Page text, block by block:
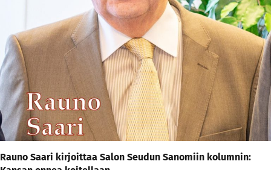
Rauno Saari kirjoittaa Salon Seudun Sanomiin kolumnin: